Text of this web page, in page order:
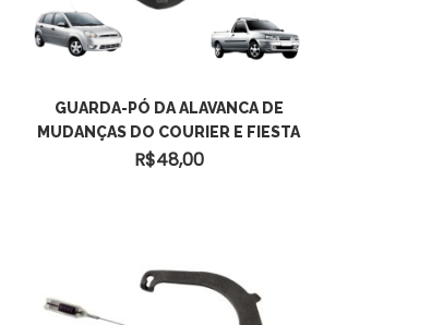
GUARDA-PÓ DA ALAVANCA DE
MUDANÇAS DO COURIER E FIESTA
R$48,00